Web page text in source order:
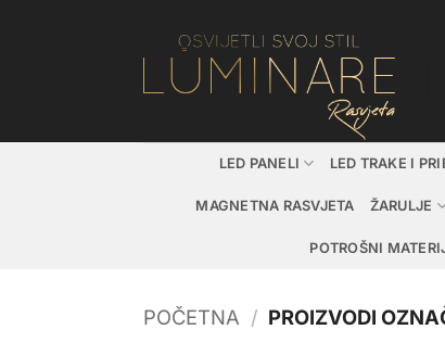
LED PANELI LED TRAKE I
MAGNETNA RASVJETA ŽARULJE
POTROŠNI
POČETNA / PROIZVODI